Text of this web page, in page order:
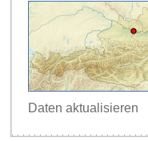
Daten aktualisieren